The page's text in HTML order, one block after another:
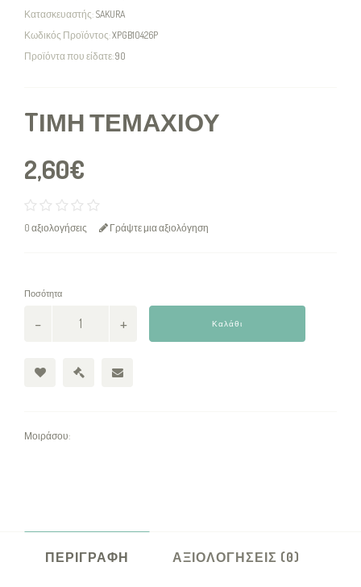
Κατασκευαστής: SAKURA
Κωδικός Προϊόντος:XPGB10426P
Προϊόντα που είδατε:90
TΙΜΉ ΤΕΜΑΧΊΟΥ
2,60€
0 αξιολογήσεις Γράψτε μια αξιολόγηση
Ποσότητα
Καλάθι
Μοιράσου:
ΠΕΡΙΓΡΑΦΉ ΑΞΙΟΛΟΓΉΣΕΙΣ (0)